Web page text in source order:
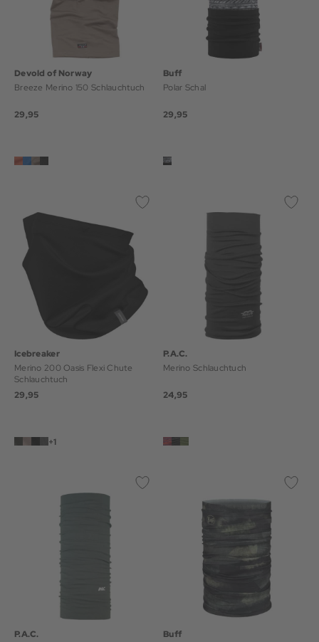
Devold of Norway
Breeze Merino 150 Schlauchtuch
29,95
Buff
Polar Schal
29,95
Icebreaker
Merino 200 Oasis Flexi Chute
Schlauchtuch
29,95
+1
P.A.C.
Merino Schlauchtuch
24,95
P.A.C.
Buff